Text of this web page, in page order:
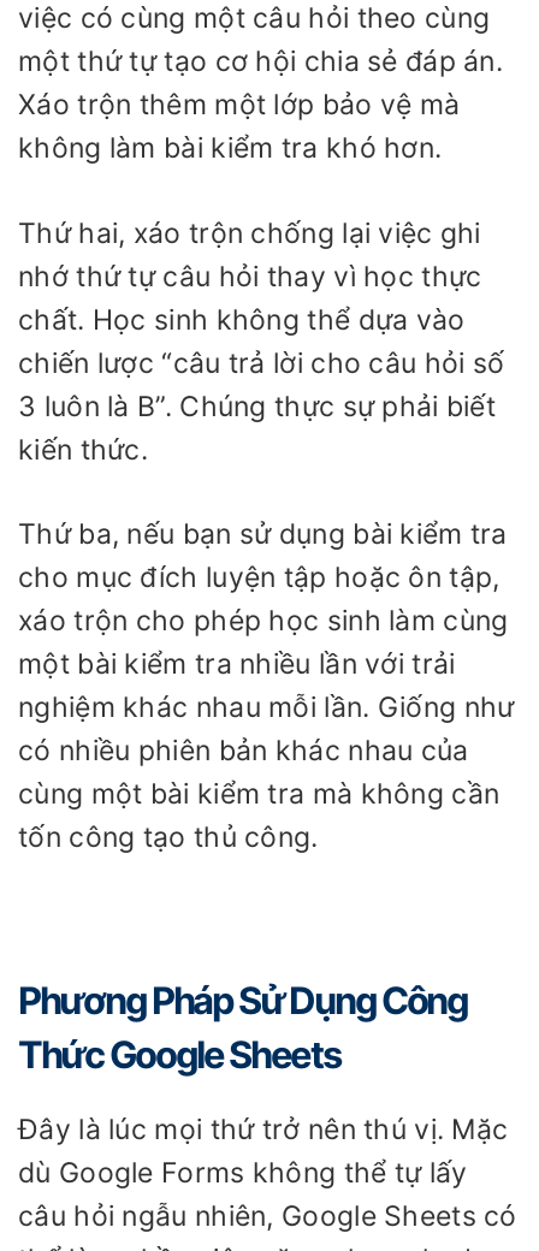
việc có cùng một câu hỏi theo cùng
một thứ tự tạo cơ hội chia sẻ đáp án.
Xáo trộn thêm một lớp bảo vệ mà
không làm bài kiểm tra khó hơn.
Thứ hai, xáo trộn chống lại việc ghi
nhớ thứ tự câu hỏi thay vì học thực
chất. Học sinh không thể dựa vào
chiến lược “câu trả lời cho câu hỏi số
3 luôn là B”. Chúng thực sự phải biết
kiến thức.
Thứ ba, nếu bạn sử dụng bài kiểm tra
cho mục đích luyện tập hoặc ôn tập,
xáo trộn cho phép học sinh làm cùng
một bài kiểm tra nhiều lần với trải
nghiệm khác nhau mỗi lần. Giống như
có nhiều phiên bản khác nhau của
cùng một bài kiểm tra mà không cần
tốn công tạo thủ công.
Phương Pháp Sử Dụng Công
Thức Google Sheets
Đây là lúc mọi thứ trở nên thú vị. Mặc
dù Google Forms không thể tự lấy
câu hỏi ngẫu nhiên, Google Sheets có